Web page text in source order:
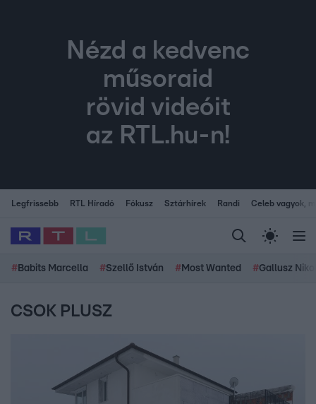
Nézd a kedvenc
műsoraid
rövid videóit
az RTL.hu-n!
Legfrissebb RTL Híradó Fókusz Sztárhírek Randi Celeb vagyok,
# Babits Marcella #Szellő István # Most Wanted #Gallusz
CSOK PLUSZ